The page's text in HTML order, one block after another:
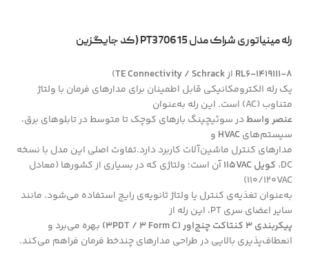
رله مینیاتوری شراک مدل PT370615 (کد جایگزین
RL6-1419111-8 ازTE Connectivity / Schrack
)
یک رله الکترومکانیکی قابل اطمینان برای مدارهای فرمان با ولتاژ
متناوب (AC) است. این رله به‌عنوان
عنصر واسطدر سوئیچینگ بارهای کوچک تا متوسط در تابلوهای برق،
سیستم‌هایHVAC و
مدارهای کنترل ماشین‌آلات کاربرد دارد.تفاوت اصلی این مدل با نسخه
DC، کویل 115VAC
آن است؛ ولتاژی که در بسیاری از کشورها (معادل
110/120VAC)
به‌عنوان تغذیه‌ی کنترل یا ولتاژ ثانویه‌ی رایج استفاده می‌شود. مانند
سایر اعضای سری PT، این رله از
پیکربندی 3 کنتاکت چنج‌اور (3PDT / 3 Form C)
بهره می‌برد و
انعطاف‌پذیری بالایی در طراحی مدارهای چندخط فرمان فراهم می‌کند.